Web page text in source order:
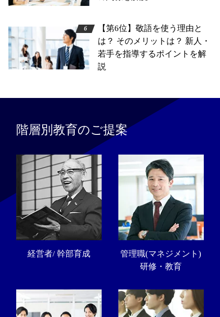
【第6位】敬語を使う理由と
は？ そのメリットは？ 新人・
若手を指導するポイントを解
説
階層別教育のご提案
経営者/ 幹部育成
管理職(マネジメント)
研修・教育